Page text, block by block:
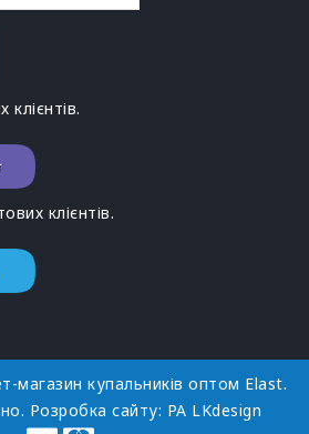
клієнтів.
магазин купальників оптом Elast.
Розробка сайту: РА LKdesign